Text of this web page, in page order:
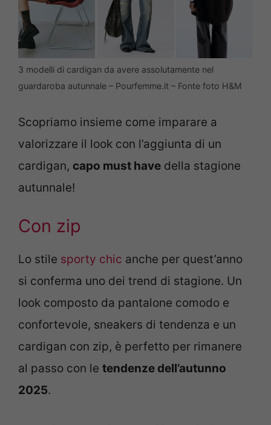
3 modelli di cardigan da avere assolutamente nel
guardaroba autunnale – Pourfemme.it – Fonte foto H&M
Scopriamo insieme come imparare a
valorizzare il look con l’aggiunta di un
cardigan, capo must have della stagione
autunnale!
Con zip
Lo stile sporty chic anche per quest’anno
si conferma uno dei trend di stagione. Un
look composto da pantalone comodo e
confortevole, sneakers di tendenza e un
cardigan con zip, è perfetto per rimanere
al passo con le tendenze dell’autunno
2025.